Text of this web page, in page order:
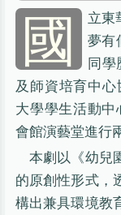
國
立東
夢有
同
及師資培育中
大學學生活動
會館演藝堂進行
本劇以《幼兒
的原創性形式，
構出兼具環境教